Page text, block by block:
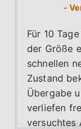
Für 10
der Größe
schnellen
Zustand
Übergabe
verliefen
versuchtes